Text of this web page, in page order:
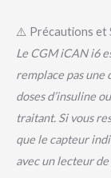
⚠️ Précautions et
Le CGM iCAN i6
remplace pas une
doses d’insuline
traitant. Si vous
que le capteur
avec un lecteur